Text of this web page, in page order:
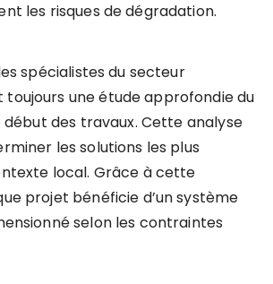
les risques de dégradation.
spécialistes du secteur
une étude approfondie du
des travaux. Cette analyse
les solutions les plus
local. Grâce à cette
projet bénéficie d’un système
selon les contraintes